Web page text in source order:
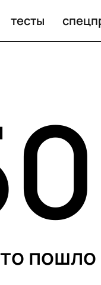
тесты
пошло